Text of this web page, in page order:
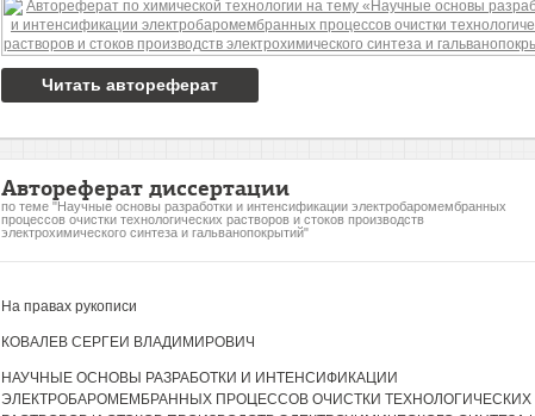
Читать автореферат
Автореферат диссертации
по теме "Научные основы разработки и интенсификации электробаромембранных
процессов очистки технологических растворов и стоков производств
электрохимического синтеза и гальванопокрытий"
На правах рукописи
КОВАЛЕВ СЕРГЕИ ВЛАДИМИРОВИЧ
НАУЧНЫЕ ОСНОВЫ РАЗРАБОТКИ И ИНТЕНСИФИКАЦИИ
ЭЛЕКТРОБАРОМЕМБРАННЫХ ПРОЦЕССОВ ОЧИСТКИ ТЕХНОЛОГИЧЕСКИХ